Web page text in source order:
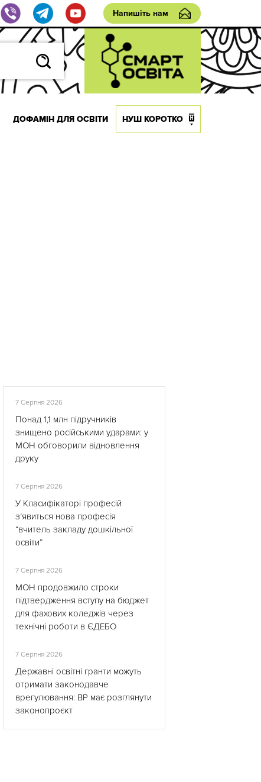
Напишіть нам
ДОФАМІН ДЛЯ ОСВІТИ НУШ КОРОТКО
7 Серпня 2026
Понад 1,1 млн підручників
знищено російськими ударами: у
МОН обговорили відновлення
друку
7 Серпня 2026
У Класифікаторі професій
з’явиться нова професія
“вчитель закладу дошкільної
освіти”
7 Серпня 2026
МОН продовжило строки
підтвердження вступу на бюджет
для фахових коледжів через
технічні роботи в ЄДЕБО
7 Серпня 2026
Державні освітні гранти можуть
отримати законодавче
врегулювання: ВР має розглянути
законопроєкт